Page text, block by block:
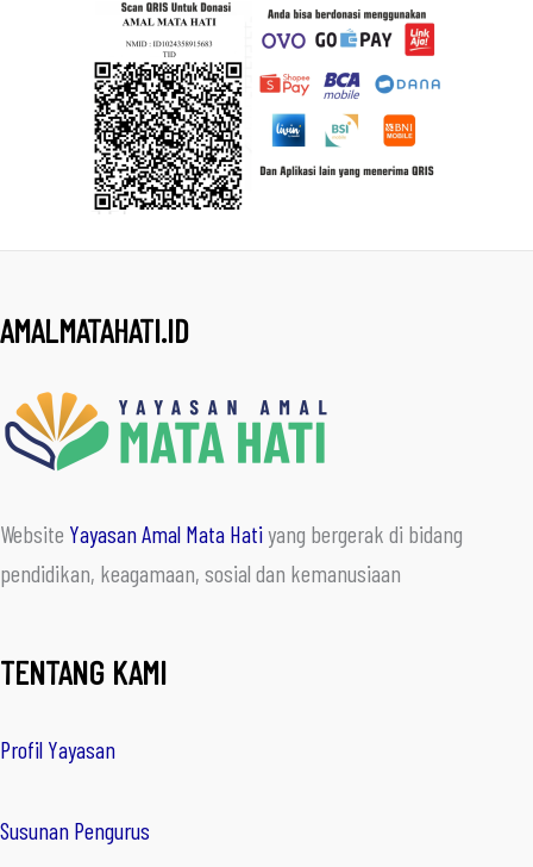
AMALMATAHATI.ID
Website Yayasan Amal Mata Hatiyang bergerak di bidang
pendidikan, keagamaan, sosial dan kemanusiaan
TENTANG KAMI
Profil Yayasan
Susunan Pengurus